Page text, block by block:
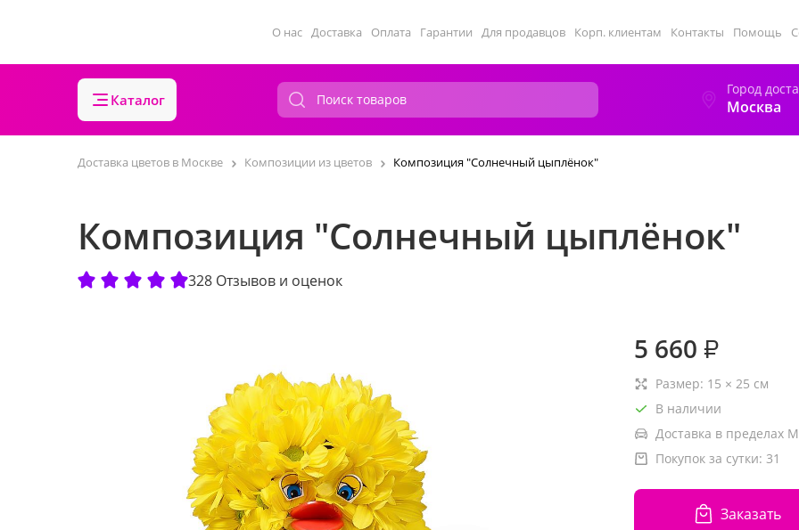
О нас Доставка Оплата Гарантии Для продавцов Корп. клиентам Контакты Помощь
Каталог
Город
Москва
Доставка цветов в Москве Композиции из цветов Композиция "Солнечный цыплёнок"
Композиция "Солнечный цыплёнок"
328 Отзывов и оценок
5 660 ₽
Размер: 15 × 25 см
В наличии
Доставка в пределах
Покупок за сутки: 31
Заказать